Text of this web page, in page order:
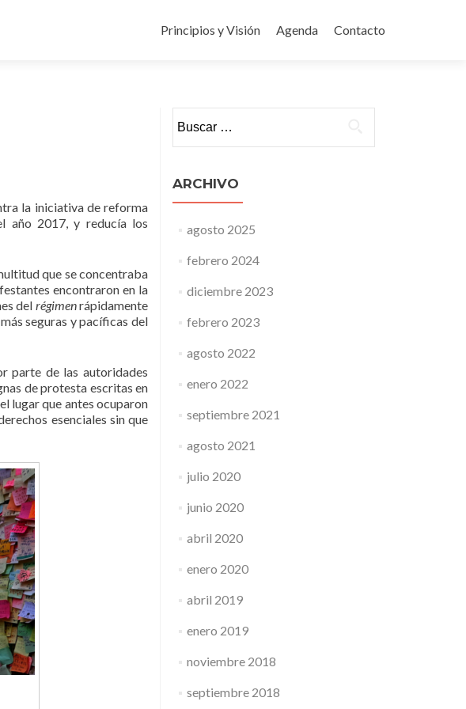
al
Principios y Visión Agenda Contacto
la iniciativa de reforma
año 2017, y reducía los
que se concentraba
encontraron en la
del régimenrápidamente
seguras y pacíficas del
parte de las autoridades
de protesta escritas en
lugar que antes ocuparon
esenciales sin que
ARCHIVO
agosto 2025
febrero 2024
diciembre 2023
febrero 2023
agosto 2022
enero 2022
septiembre 2021
agosto 2021
julio 2020
junio 2020
abril 2020
enero 2020
abril 2019
enero 2019
noviembre 2018
septiembre 2018